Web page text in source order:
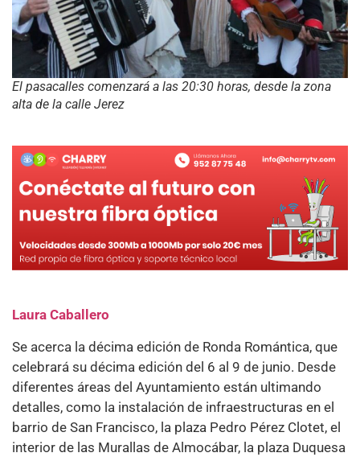
El pasacalles comenzará a las 20:30 horas, desde la zona
alta de la calle Jerez
Laura Caballero
Se acerca la décima edición de Ronda Romántica, que
celebrará su décima edición del 6 al 9 de junio. Desde
diferentes áreas del Ayuntamiento están ultimando
detalles, como la instalación de infraestructuras en el
barrio de San Francisco, la plaza Pedro Pérez Clotet, el
interior de las Murallas de Almocábar, la plaza Duquesa